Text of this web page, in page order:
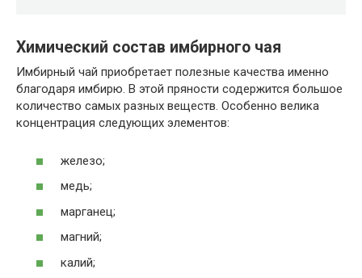
Химический состав имбирного чая
Имбирный чай приобретает полезные качества именно
благодаря имбирю. В этой пряности содержится большое
количество самых разных веществ. Особенно велика
концентрация следующих элементов:
железо;
медь;
марганец;
магний;
калий;